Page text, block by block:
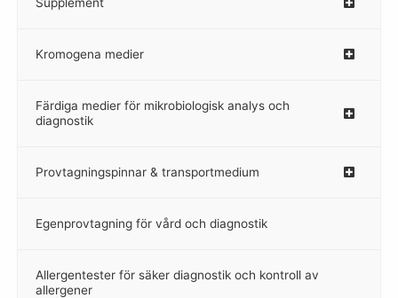
Kromogena medier
–
Färdiga medier för mikrobiologisk analys och
diagnostik
Provtagningspinnar & transportmedium
–
Egenprovtagning för vård och diagnostik
–
Allergentester för säker diagnostik och kontroll av
allergener
–